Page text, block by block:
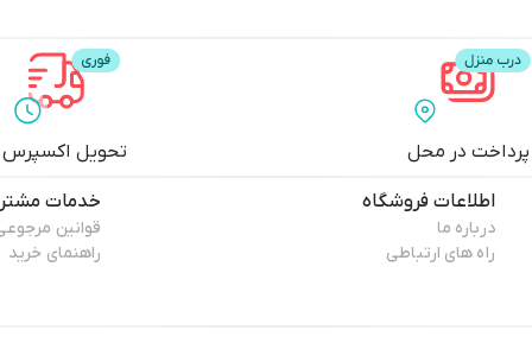
پرداخت در محل تحویل اکسپرس
اطلاعات فروشگاه
درباره ما
راه های ارتباطی
خدمات
قوانین
راهنمای خرید